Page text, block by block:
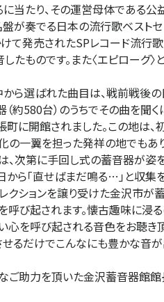
当たり、その運営母体である
が奏でる日本の流行歌ベストセ
て発売されたSPレコード流行
たものです。また〈エピロー
ら選ばれた曲目は、戦前戦
約580台）のうちでその曲を聞
に開館されました。この地は
の一翼を担った発祥の地でも
、次第に手回し式の蓄音器が
ら「直せばまだ鳴る…」と収
クションを譲り受けた金沢市が
び起されます。懐古趣味に浸
心を呼び起される音色をお聴
るだけでこんなにも豊かな音
助力を頂いた金沢蓄音器館館